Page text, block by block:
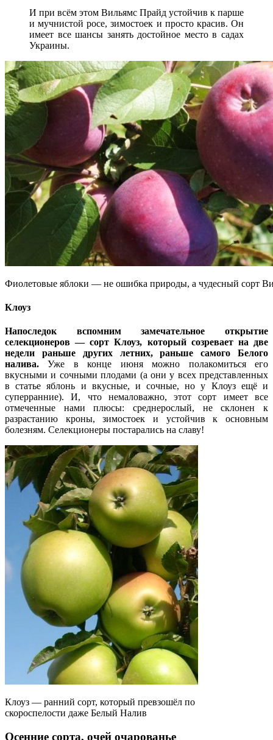
И при всём этом Вильямс Прайд устойчив к парше
и мучнистой росе, зимостоек и просто красив. Он
имеет все шансы занять достойное место в садах
Украины.
Фиолетовые яблоки — не ошибка природы, а чудесный сорт
Клоуз
Напоследок вспомним замечательное открытие
селекционеров — сорт Клоуз, который созревает на две
недели раньше других летних, раньше самого Белого
налива. Уже в конце июня можно полакомиться его
вкусными и сочными плодами (а они у всех представленных
в статье яблонь и вкусные, и сочные, но у Клоуз ещё и
суперранние). И, что немаловажно, этот сорт имеет все
отмеченные нами плюсы: среднерослый, не склонен к
разрастанию кроны, зимостоек и устойчив к основным
болезням. Селекционеры постарались на славу!
Клоуз — ранний сорт, который превзошёл по
скороспелости даже Белый Налив
Осенние сорта, очей очарованье